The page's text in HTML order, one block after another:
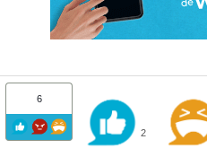
6
2